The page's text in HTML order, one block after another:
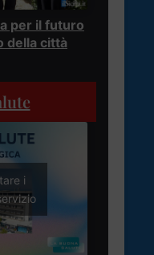
per il futuro
della città
i